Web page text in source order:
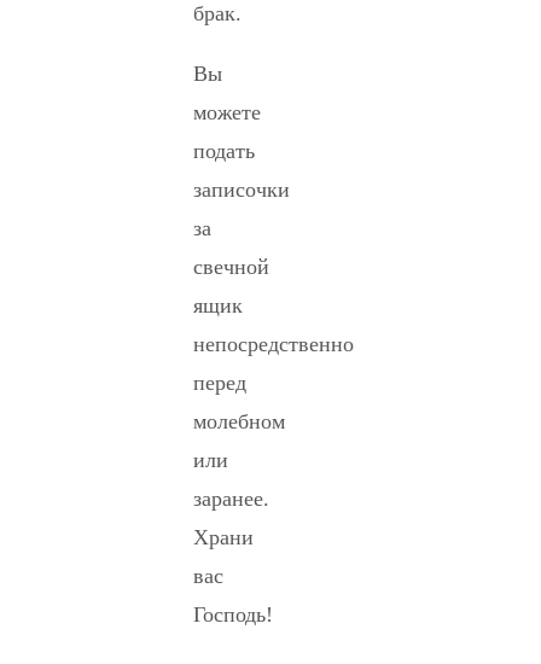
брак.
Вы
можете
подать
записочки
за
свечной
ящик
непосредственно
перед
молебном
или
заранее.
Храни
вас
Господь!